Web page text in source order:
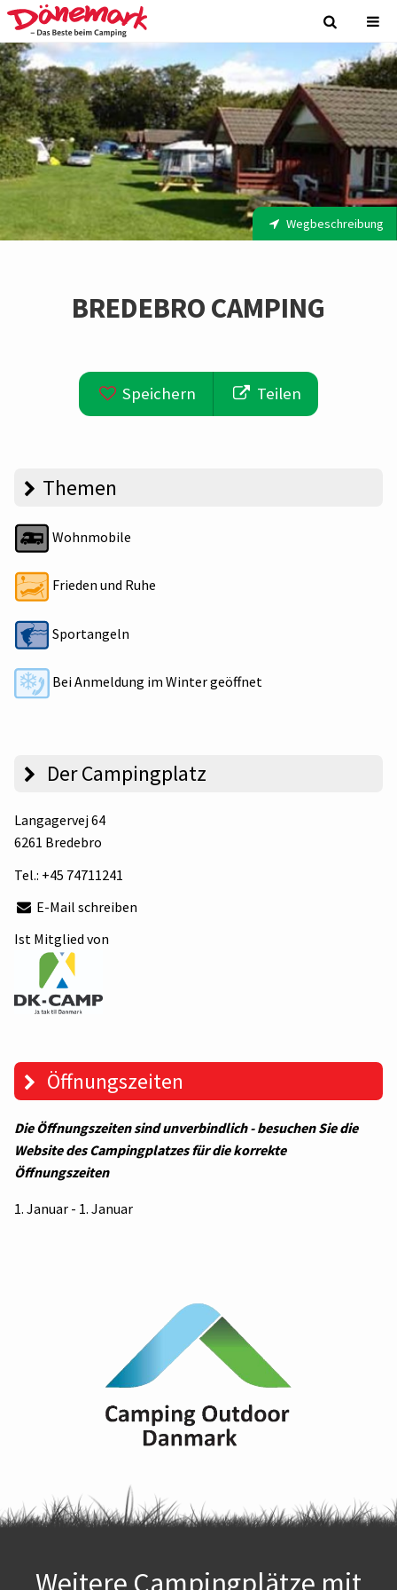
Wegbeschreibung
BREDEBRO CAMPING
Speichern Teilen
Themen
Wohnmobile
Frieden und Ruhe
Sportangeln
Bei Anmeldung im Winter geöffnet
Der Campingplatz
Langagervej 64
6261 Bredebro
Tel.: +45 74711241
E-Mail schreiben
Ist Mitglied von
Öffnungszeiten
Die Öffnungszeiten sind unverbindlich - besuchen Sie die
Website des Campingplatzes für die korrekte
Öffnungszeiten
1. Januar - 1. Januar
Weitere Campingplätze mit